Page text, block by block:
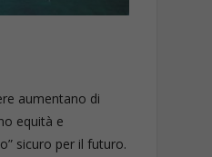
aumentano di
equità e
sicuro per il futuro.